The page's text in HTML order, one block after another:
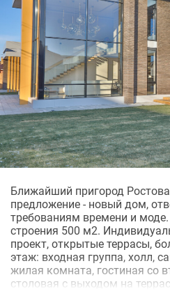
Ближайший пригород
предложение - новый дом,
требованиям времени и
строения 500 м2.
проект, открытые террасы,
этаж: входная группа, холл,
жилая комната, гостиная со
столовая с выходом на